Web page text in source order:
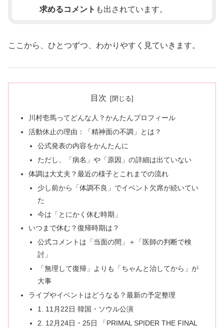
求めるコメント も出されています。
ここから、ひとつずつ、わかりやすく見ていきます。
目次
川村壱馬ってどんな人？かんたんプロフィール
活動休止の理由：「精神面の不調」とは？
公式発表の内容をかんたんに
ただし、「病名」や「原因」の詳細は出ていない
体調は大丈夫？最近の様子とこれまでの流れ
少し前から「体調不良」でイベント欠席が続いてい
た
今は「とにかく休む時期」
いつまで休む？復帰時期は？
公式コメントは「当面の間」＋「医師の判断で検
討」
「無理して復帰」よりも「ちゃんと治してから」が
大事
ライブやイベントはどうなる？最新の予定整理
1. 11月22日 韓国・ソウル公演
2. 12月24日・25日 「PRIMAL SPIDER THE FINAL